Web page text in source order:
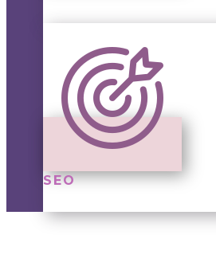
SEO